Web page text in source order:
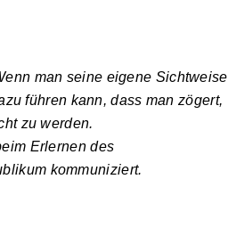
man seine eigene Sichtweise
führen kann, dass man zögert,
zu werden.
Erlernen des
kommuniziert.